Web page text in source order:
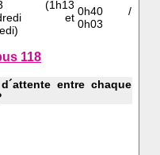
(1h13
et 0h40 /
0h03
118
entre chaque